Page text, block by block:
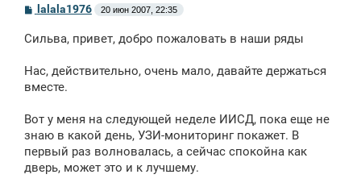
С
о
б
н
и
lalala1976 20 июн 2007, 22:35
Сильва, привет, добро пожаловать в наши ряды
Нас, действительно, очень мало, давайте держаться
вместе.
Вот у меня на следующей неделе ИИСД, пока еще не
знаю в какой день, УЗИ-мониторинг покажет. В
первый раз волновалась, а сейчас спокойна как
дверь, может это и к лучшему.